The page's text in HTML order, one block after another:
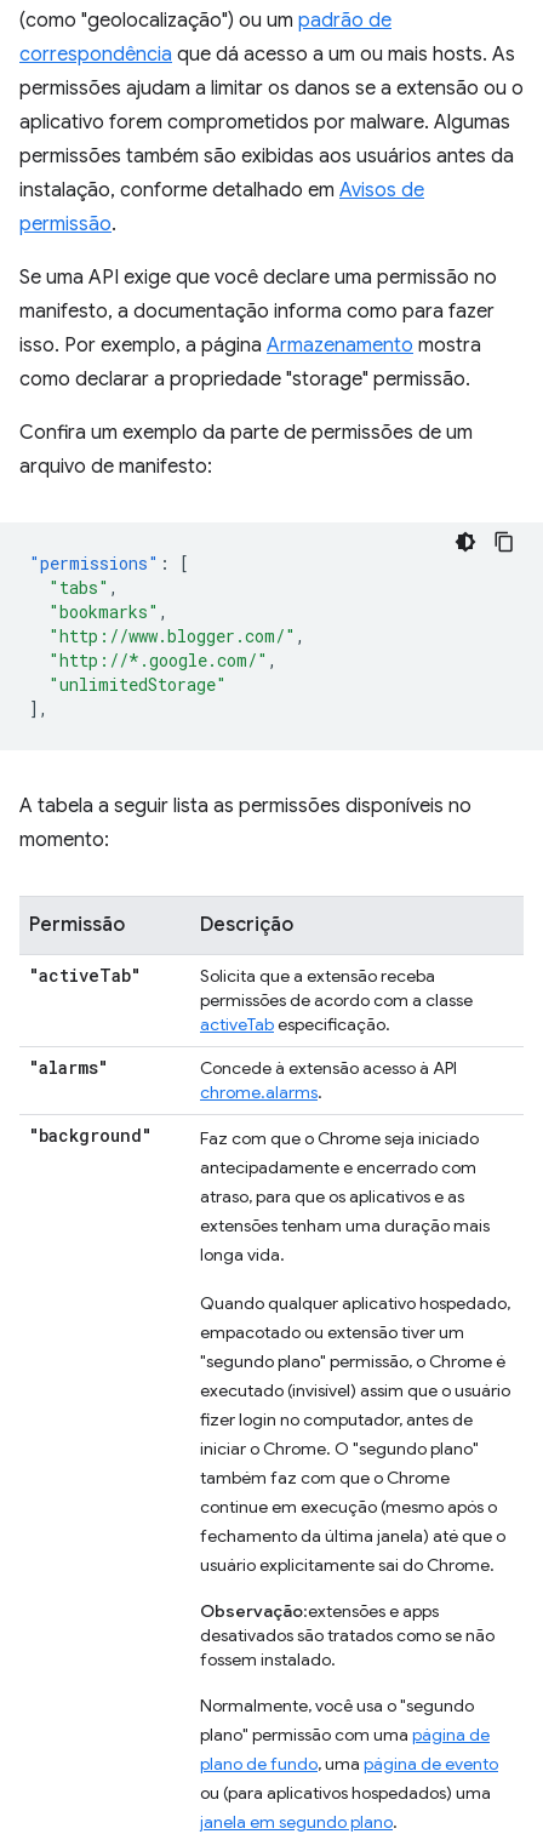
(como "geolocalização") ou um padrão de
correspondência que dá acesso a um ou mais hosts. As
permissões ajudam a limitar os danos se a extensão ou o
aplicativo forem comprometidos por malware. Algumas
permissões também são exibidas aos usuários antes da
instalação, conforme detalhado em Avisos de
permissão.
Se uma API exige que você declare uma permissão no
manifesto, a documentação informa como para fazer
isso. Por exemplo, a página Armazenamento mostra
como declarar a propriedade "storage" permissão.
Confira um exemplo da parte de permissões de um
arquivo de manifesto:
"permissions" :
[
"tabs" ,
"bookmarks" ,
"http://www.blogger.com/" ,
"http://*.google.com/" ,
"unlimitedStorage"
],
A tabela a seguir lista as permissões disponíveis no
momento:
Permissão Descrição
"activeTab"
Solicita que a extensão receba
permissões de acordo com a classe
activeTabespecificação.
"alarms"
Concede à extensão acesso à API
chrome.alarms.
"background"
Faz com que o Chrome seja iniciado
antecipadamente e encerrado com
atraso, para que os aplicativos e as
extensões tenham uma duração mais
longa vida.
Quando qualquer aplicativo hospedado,
empacotado ou extensão tiver um
"segundo plano" permissão, o Chrome é
executado (invisível) assim que o usuário
fizer login no computador, antes de
iniciar o Chrome. O "segundo plano"
também faz com que o Chrome
continue em execução (mesmo após o
fechamento da última janela) até que o
usuário explicitamente sai do Chrome.
Observação:extensões e apps
desativados são tratados como se não
fossem instalado.
Normalmente, você usa o "segundo
plano" permissão com uma página de
plano de fundo, uma página de evento
ou (para aplicativos hospedados) uma
janela em segundo plano.